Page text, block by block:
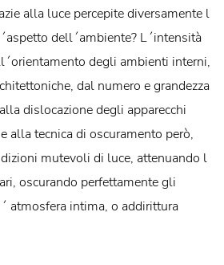
alla luce percepite diversamente l
dell´ambiente? L´intensità
degli ambienti interni,
dal numero e grandezza
dislocazione degli apparecchi
alla tecnica di oscuramento però,
mutevoli di luce, attenuando l
oscurando perfettamente gli
atmosfera intima, o addirittura